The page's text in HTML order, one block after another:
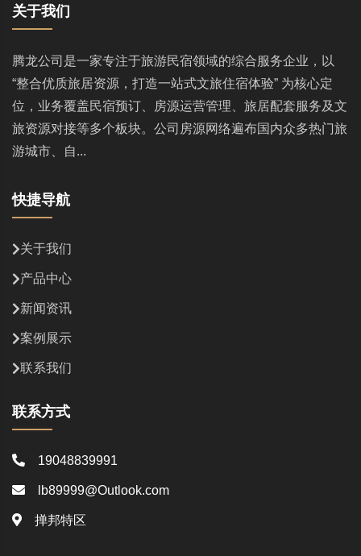
关于我们
腾龙公司是一家专注于旅游民宿领域的综合服务企业，以
“整合优质旅居资源，打造一站式文旅住宿体验” 为核心定
位，业务覆盖民宿预订、房源运营管理、旅居配套服务及文
旅资源对接等多个板块。公司房源网络遍布国内众多热门旅
游城市、自...
快捷导航
关于我们
产品中心
新闻资讯
案例展示
联系我们
联系方式
19048839991
lb89999@Outlook.com
掸邦特区